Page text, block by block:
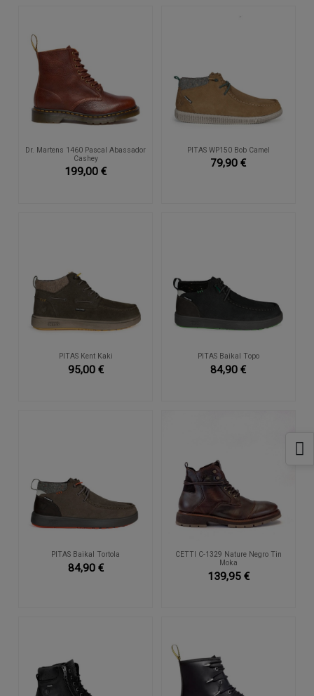
Dr. Martens 1460 Pascal Abassador
Cashey
199,00 €
PITAS WP150 Bob Camel
79,90 €
PITAS Kent Kaki
95,00 €
PITAS Baikal Topo
84,90 €
PITAS Baikal Tortola
84,90 €
CETTI C-1329 Nature Negro Tin
Moka
139,95 €